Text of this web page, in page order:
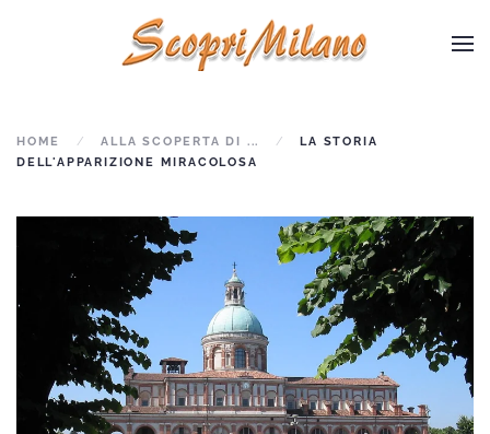
Skip to main content
HOME ALLA SCOPERTA DI ...
LA STORIA
DELL'APPARIZIONE MIRACOLOSA